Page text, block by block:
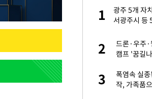
, 아들 불륜 사
은 미소
무'
주당 375원 분기배당 결정…3
주환원 발표
1
광주 5개 자
서광주시 등
2
드론·우주
캠프 '꿈길
3
폭염속 실
작, 가족품